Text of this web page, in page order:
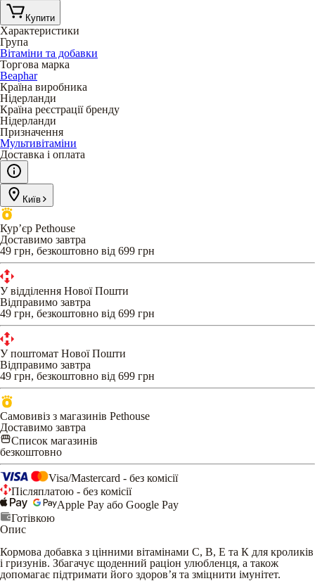
Купити
Характеристики
Група
Вітаміни та добавки
Торгова марка
Beaphar
Країна виробника
Нідерланди
Країна реєстрації бренду
Нідерланди
Призначення
Мультивітаміни
Доставка і оплата
Київ
Кур’єр Pethouse
Доставимо завтра
49 грн, безкоштовно від 699 грн
У відділення Нової Пошти
Відправимо завтра
49 грн, безкоштовно від 699 грн
У поштомат Нової Пошти
Відправимо завтра
49 грн, безкоштовно від 699 грн
Самовивіз з магазинів Pethouse
Доставимо завтра
Список магазинів
безкоштовно
Visa/Mastercard - без комісії
Післяплатою - без комісії
Apple Pay або Google Pay
Готівкою
Опис
Кормова добавка з цінними вітамінами C, В, Е та К для кроликів
і гризунів. Збагачує щоденний раціон улюбленця, а також
допомагає підтримати його здоров’я та зміцнити імунітет.